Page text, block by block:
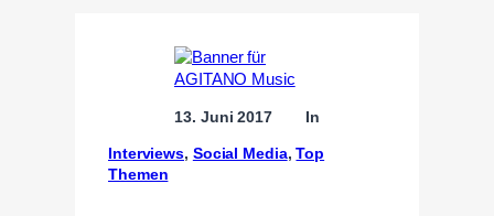
13. Juni 2017 In
Interviews, Social Media, Top
Themen